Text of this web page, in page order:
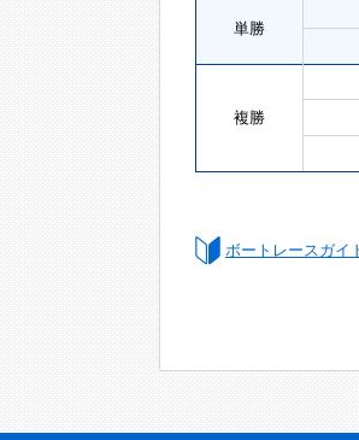
単勝
複勝
ボートレースガイ